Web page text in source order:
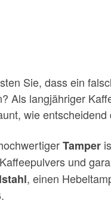
Sie, dass ein
Als langjähriger
wie entscheidend
Tamper
und
, einen